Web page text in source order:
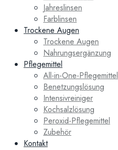
Jahreslinsen
Farblinsen
Trockene Augen
Trockene Augen
Nahrungsergänzung
Pflegemittel
All-in-One-Pflegemittel
Benetzungslösung
Intensivreiniger
Kochsalzlösung
Peroxid-Pflegemittel
Zubehör
Kontakt